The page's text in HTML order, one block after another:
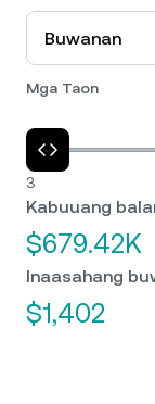
Mga Taon
3
Kabuuang
$679.42K
Inaasahang
$1,402